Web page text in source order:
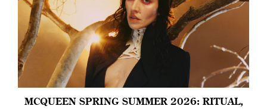
MCQUEEN SPRING SUMMER 2026: RITUAL,